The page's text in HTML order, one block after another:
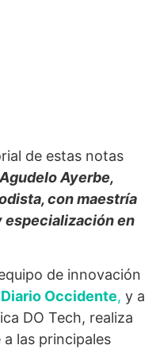
de estas notas
Ayerbe,
con maestría
especialización en
de innovación
Diario Occidente, y a
DO Tech, realiza
las principales